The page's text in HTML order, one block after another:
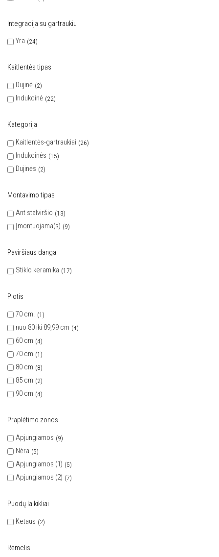
Integracija su gartraukiu
Yra
24
Kaitlentės tipas
Dujinė 2
Indukcinė 22
Kategorija
Kaitlentės-gartraukiai
26
Indukcinės 15
Dujinės 2
Montavimo tipas
Ant stalviršio
13
Įmontuojama(s) 9
Paviršiaus danga
Stiklo keramika
17
Plotis
70 cm.
1
nuo 80 iki 89,99 cm 4
60 cm 4
70 cm 1
80 cm 8
85 cm 2
90 cm 4
Praplėtimo zonos
Apjungiamos
9
Nėra 5
Apjungiamos (1) 5
Apjungiamos (2) 7
Puodų laikikliai
Ketaus
2
Rėmelis